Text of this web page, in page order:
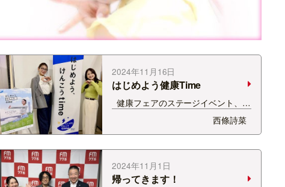
2024年11月16日
はじめよう健康Time
健康フェアのステージイベント、
松本莉緒さんのトークショーの 司会
をさせていただきました！ 今年
ご一緒させていただくのは3回目…！
なんと自撮りのツー…
西條詩菜
2024年11月1日
帰ってきます！